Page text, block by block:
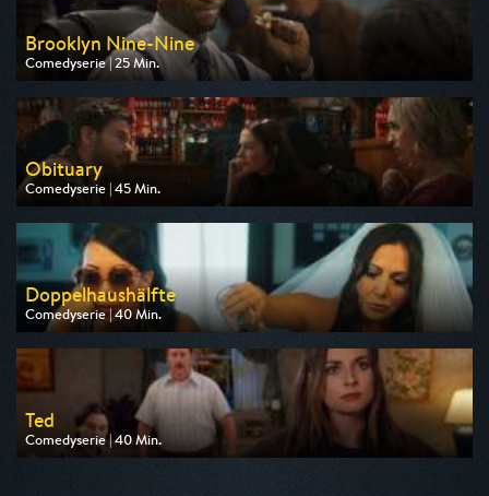
Brooklyn Nine-Nine
Comedyserie | 25 Min.
Ausgestrahlt von Pro 7 Maxx
am 08.08.2026, 20:15
Obituary
Comedyserie | 45 Min.
Ausgestrahlt von One
am 08.08.2026, 22:25
Doppelhaushälfte
Comedyserie | 40 Min.
Ausgestrahlt von ZDF neo
am 11.08.2026, 21:45
Ted
Comedyserie | 40 Min.
Ausgestrahlt von Pro 7